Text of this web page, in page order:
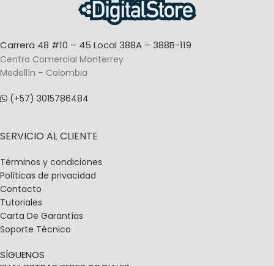
Carrera 48 #10 – 45 Local 388A – 388B-119
Centro Comercial Monterrey
Medellín – Colombia
(+57) 3015786484
SERVICIO AL CLIENTE
Términos y condiciones
Políticas de privacidad
Contacto
Tutoriales
Carta De Garantías
Soporte Técnico
SÍGUENOS